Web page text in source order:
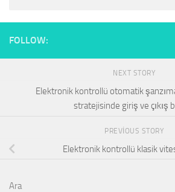
FOLLOW:
NEXT STORY
Elektronik kontrollü otomatik
stratejisinde giriş ve çıkış
PREVIOUS STORY
Elektronik kontrollü klasik
Ara